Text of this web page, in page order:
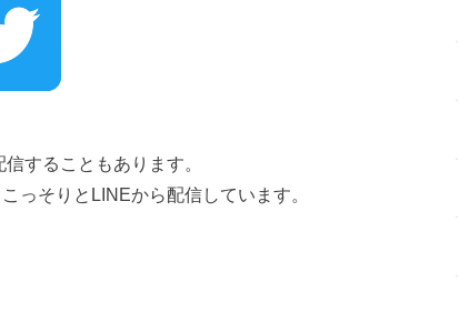
することもあります。
っそりとLINEから配信しています。